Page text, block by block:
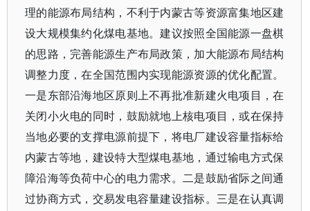
理的能源布局结构，不利于内蒙古等资源富集地区建
设大规模集约化煤电基地。建议按照全国能源一盘棋
的思路，完善能源生产布局政策，加大能源布局结构
调整力度，在全国范围内实现能源资源的优化配置。
一是东部沿海地区原则上不再批准新建火电项目，在
关闭小火电的同时，鼓励就地上核电项目，或在保持
当地必要的支撑电源前提下，将电厂建设容量指标给
内蒙古等地，建设特大型煤电基地，通过输电方式保
障沿海等负荷中心的电力需求。二是鼓励省际之间通
过协商方式，交易发电容量建设指标。三是在认真调